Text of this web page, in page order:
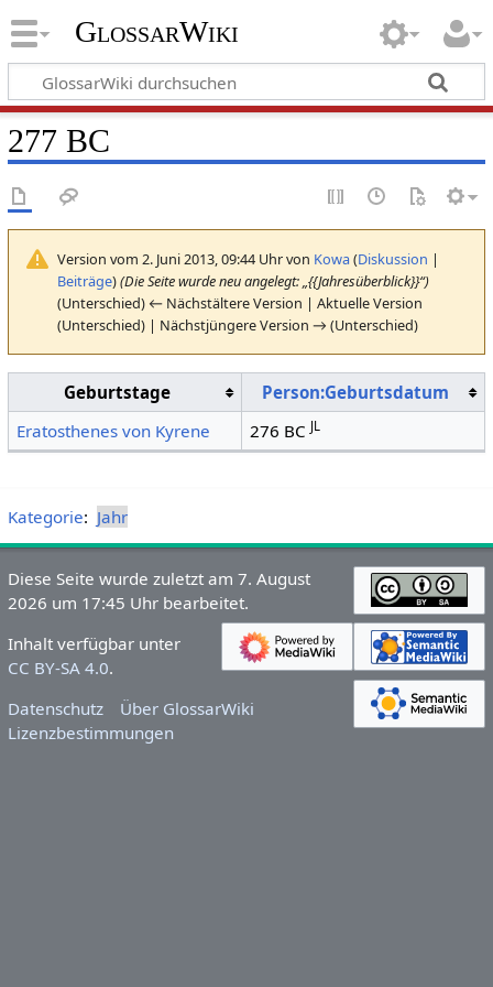
GlossarWiki
277 BC
Version vom 2. Juni 2013, 09:44 Uhr von Kowa(Diskussion |
Beiträge)(Die Seite wurde neu angelegt: „{{Jahresüberblick}}“)
(Unterschied) ← Nächstältere Version | Aktuelle Version
(Unterschied) | Nächstjüngere Version → (Unterschied)
Geburtstage
Person:Geburtsdatum
Eratosthenes von Kyrene
276 BCJL
Kategorie: Jahr
Diese Seite wurde zuletzt am 7. August
2026 um 17:45 Uhr bearbeitet.
Inhalt verfügbar unter
CC BY-SA 4.0.
Datenschutz
Über GlossarWiki
Lizenzbestimmungen